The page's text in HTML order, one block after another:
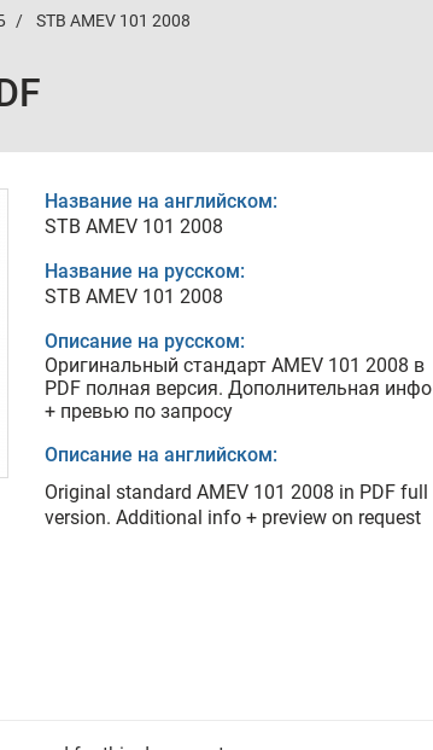
STB AMEV 101 2008
Название на английском:
STB AMEV 101 2008
Название на русском:
STB AMEV 101 2008
Описание на русском:
Оригинальный стандарт AMEV 101 2008 в
PDF полная версия. Дополнительная инфо
+ превью по запросу
Описание на английском:
Original standard AMEV 101 2008 in PDF full
version. Additional info + preview on request